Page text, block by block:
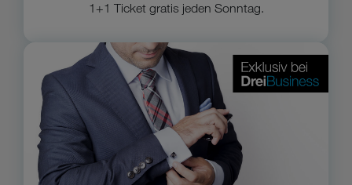
1+1 Ticket gratis jeden Sonntag.
Zu Männersache